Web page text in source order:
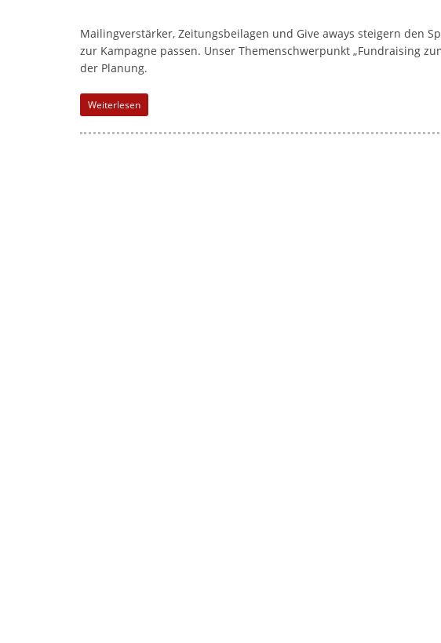
M
e
Mailingverstärker, Zeitungsbeilagen und Give aways steigern den
zur Kampagne passen. Unser Themenschwerpunkt „Fundraising
der Planung.
Weiterlesen